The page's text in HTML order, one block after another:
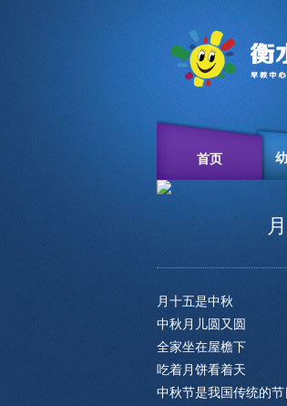
首页
月十五是中秋
中秋月儿圆又圆
全家坐在屋檐下
吃着月饼看着天
中秋节是我国传统的节